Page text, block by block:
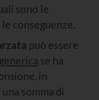
sono le
conseguenze.
può essere
generica se ha
in
somma di